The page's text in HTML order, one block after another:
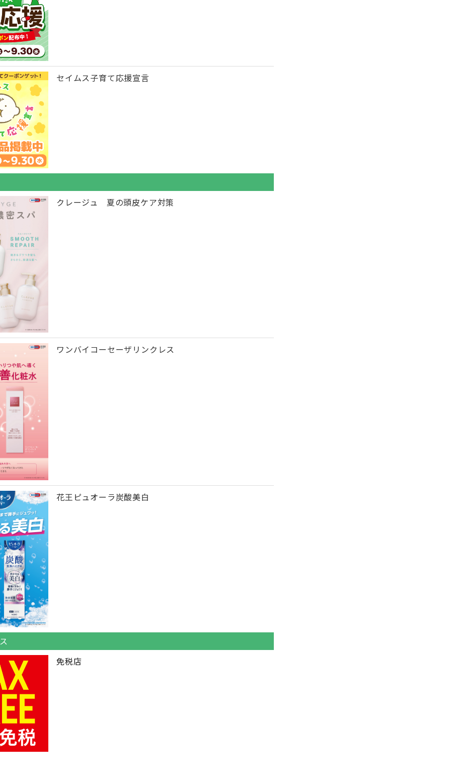
セイムス子育て応援宣言
クレージュ 夏の頭皮ケア対策
ワンバイコーセーザリンクレス
花王ピュオーラ炭酸美白
免税店